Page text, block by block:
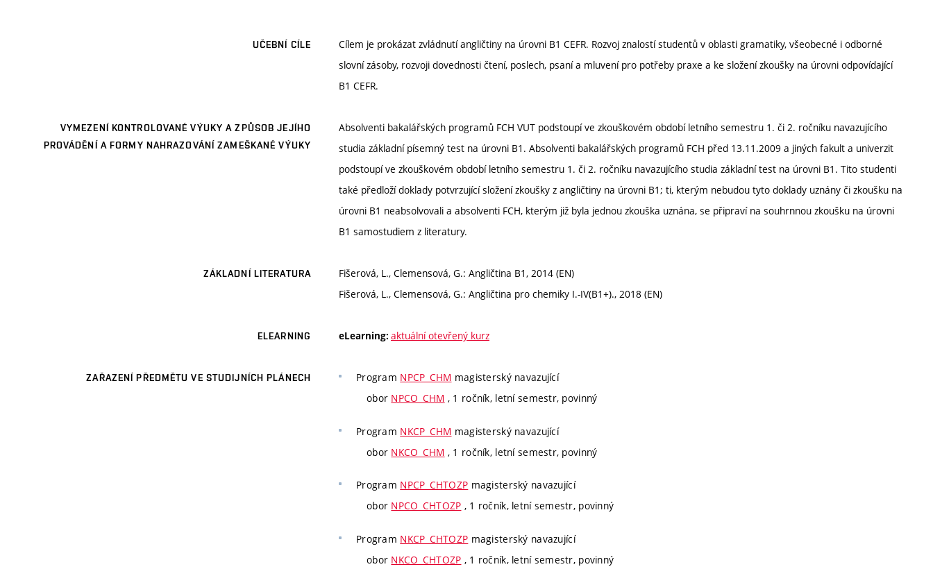
UČEBNÍ CÍLE
Cílem je prokázat zvládnutí angličtiny na úrovni B1 CEFR. Rozvoj znalostí studentů v oblasti gramatiky, všeobecné i odborné
slovní zásoby, rozvoji dovednosti čtení, poslech, psaní a mluvení pro potřeby praxe a ke složení zkoušky na úrovni odpovídající
B1 CEFR.
VYMEZENÍ KONTROLOVANÉ VÝUKY A ZPŮSOB JEJÍHO
PROVÁDĚNÍ A FORMY NAHRAZOVÁNÍ ZAMEŠKANÉ VÝUKY
Absolventi bakalářských programů FCH VUT podstoupí ve zkouškovém období letního semestru 1. či 2. ročníku navazujícího
studia základní písemný test na úrovni B1. Absolventi bakalářských programů FCH před 13.11.2009 a jiných fakult a univerzit
podstoupí ve zkouškovém období letního semestru 1. či 2. ročníku navazujícího studia základní test na úrovni B1. Tito studenti
také předloží doklady potvrzující složení zkoušky z angličtiny na úrovni B1; ti, kterým nebudou tyto doklady uznány či zkoušku na
úrovni B1 neabsolvovali a absolventi FCH, kterým již byla jednou zkouška uznána, se připraví na souhrnnou zkoušku na úrovni
B1 samostudiem z literatury.
ZÁKLADNÍ LITERATURA
Fišerová, L., Clemensová, G.: Angličtina B1, 2014 (EN)
Fišerová, L., Clemensová, G.: Angličtina pro chemiky I.-IV(B1+)., 2018 (EN)
ELEARNING eLearning: aktuální otevřený kurz
ZAŘAZENÍ PŘEDMĚTU VE STUDIJNÍCH PLÁNECH Program NPCP_CHM magisterský navazující
obor NPCO_CHM , 1 ročník, letní semestr, povinný
Program NKCP_CHM magisterský navazující
obor NKCO_CHM , 1 ročník, letní semestr, povinný
Program NPCP_CHTOZP magisterský navazující
obor NPCO_CHTOZP , 1 ročník, letní semestr, povinný
Program NKCP_CHTOZP magisterský navazující
obor NKCO_CHTOZP , 1 ročník, letní semestr, povinný